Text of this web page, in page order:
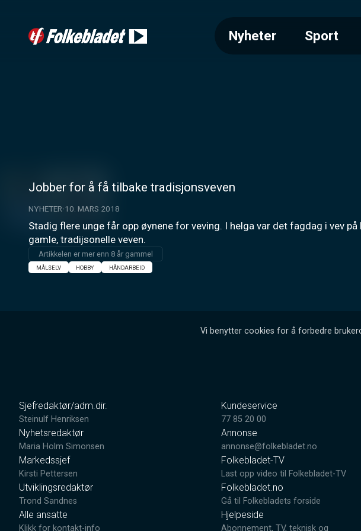
Nyheter Sport
Jobber for å få tilbake tradisjonsveven
NYHETER 10. MARS 2018
Stadig flere unge får opp øynene for veving. I helga var det fagdag i vev
gamle, tradijsonelle veven.
Artikkelen er mer enn 8 år gammel
MÅLSELV HOBBY HÅNDARBEID
Vi benytter cookies for å forbedre
Sjefredaktør/adm.dir.
Steinulf Henriksen
Nyhetsredaktør
Maria Holm Simonsen
Markedssjef
Kirsti Pettersen
Utviklingsredaktør
Trond Sandnes
Alle ansatte
Klikk for kontakt-info
Kundeservice
77 85 20 00
Annonse
annonse@folkebladet.no
Folkebladet-TV
Last opp video til Folkebladet-TV
Folkebladet.no
Gå til Folkebladets forside
Hjelpeside
Abonnement, TV, teknisk og